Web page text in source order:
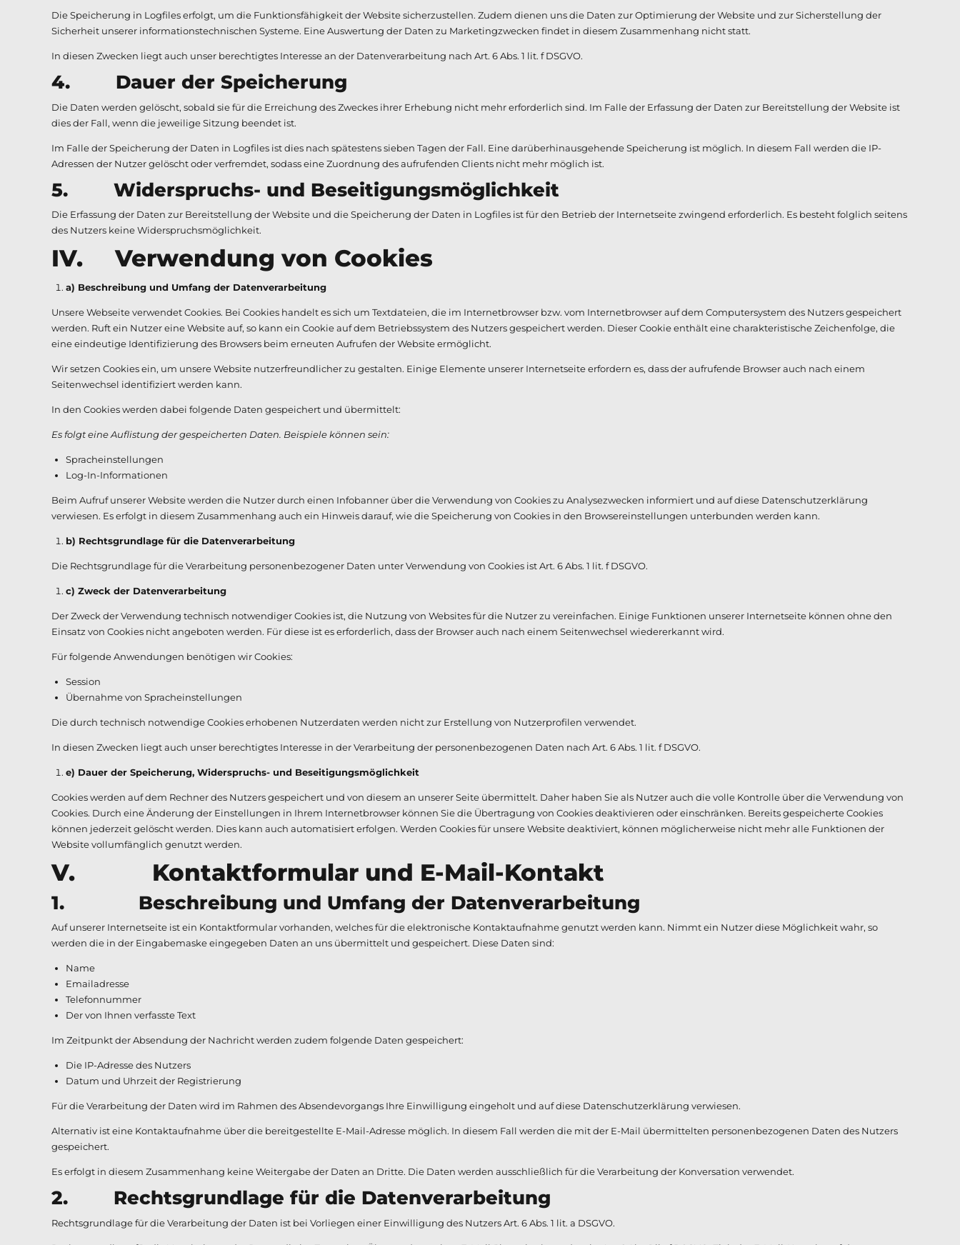
Die Speicherung in Logfiles erfolgt, um die Funktionsfähigkeit der Website sicherzustellen. Zudem dienen uns die Daten zur Optimierung der Website und zur Sicherstellung der
Sicherheit unserer informationstechnischen Systeme. Eine Auswertung der Daten zu Marketingzwecken findet in diesem Zusammenhang nicht statt.
In diesen Zwecken liegt auch unser berechtigtes Interesse an der Datenverarbeitung nach Art. 6 Abs. 1 lit. f DSGVO.
4. Dauer der Speicherung
Die Daten werden gelöscht, sobald sie für die Erreichung des Zweckes ihrer Erhebung nicht mehr erforderlich sind. Im Falle der Erfassung der Daten zur Bereitstellung der Website ist
dies der Fall, wenn die jeweilige Sitzung beendet ist.
Im Falle der Speicherung der Daten in Logfiles ist dies nach spätestens sieben Tagen der Fall. Eine darüberhinausgehende Speicherung ist möglich. In diesem Fall werden die IP-
Adressen der Nutzer gelöscht oder verfremdet, sodass eine Zuordnung des aufrufenden Clients nicht mehr möglich ist.
5. Widerspruchs- und Beseitigungsmöglichkeit
Die Erfassung der Daten zur Bereitstellung der Website und die Speicherung der Daten in Logfiles ist für den Betrieb der Internetseite zwingend erforderlich. Es besteht folglich seitens
des Nutzers keine Widerspruchsmöglichkeit.
IV. Verwendung von Cookies
a) Beschreibung und Umfang der Datenverarbeitung
Unsere Webseite verwendet Cookies. Bei Cookies handelt es sich um Textdateien, die im Internetbrowser bzw. vom Internetbrowser auf dem Computersystem des Nutzers gespeichert
werden. Ruft ein Nutzer eine Website auf, so kann ein Cookie auf dem Betriebssystem des Nutzers gespeichert werden. Dieser Cookie enthält eine charakteristische Zeichenfolge, die
eine eindeutige Identifizierung des Browsers beim erneuten Aufrufen der Website ermöglicht.
Wir setzen Cookies ein, um unsere Website nutzerfreundlicher zu gestalten. Einige Elemente unserer Internetseite erfordern es, dass der aufrufende Browser auch nach einem
Seitenwechsel identifiziert werden kann.
In den Cookies werden dabei folgende Daten gespeichert und übermittelt:
Es folgt eine Auflistung der gespeicherten Daten. Beispiele können sein:
Spracheinstellungen
Log-In-Informationen
Beim Aufruf unserer Website werden die Nutzer durch einen Infobanner über die Verwendung von Cookies zu Analysezwecken informiert und auf diese Datenschutzerklärung
verwiesen. Es erfolgt in diesem Zusammenhang auch ein Hinweis darauf, wie die Speicherung von Cookies in den Browsereinstellungen unterbunden werden kann.
b) Rechtsgrundlage für die Datenverarbeitung
Die Rechtsgrundlage für die Verarbeitung personenbezogener Daten unter Verwendung von Cookies ist Art. 6 Abs. 1 lit. f DSGVO.
c) Zweck der Datenverarbeitung
Der Zweck der Verwendung technisch notwendiger Cookies ist, die Nutzung von Websites für die Nutzer zu vereinfachen. Einige Funktionen unserer Internetseite können ohne den
Einsatz von Cookies nicht angeboten werden. Für diese ist es erforderlich, dass der Browser auch nach einem Seitenwechsel wiedererkannt wird.
Für folgende Anwendungen benötigen wir Cookies:
Session
Übernahme von Spracheinstellungen
Die durch technisch notwendige Cookies erhobenen Nutzerdaten werden nicht zur Erstellung von Nutzerprofilen verwendet.
In diesen Zwecken liegt auch unser berechtigtes Interesse in der Verarbeitung der personenbezogenen Daten nach Art. 6 Abs. 1 lit. f DSGVO.
e) Dauer der Speicherung, Widerspruchs- und Beseitigungsmöglichkeit
Cookies werden auf dem Rechner des Nutzers gespeichert und von diesem an unserer Seite übermittelt. Daher haben Sie als Nutzer auch die volle Kontrolle über die Verwendung von
Cookies. Durch eine Änderung der Einstellungen in Ihrem Internetbrowser können Sie die Übertragung von Cookies deaktivieren oder einschränken. Bereits gespeicherte Cookies
können jederzeit gelöscht werden. Dies kann auch automatisiert erfolgen. Werden Cookies für unsere Website deaktiviert, können möglicherweise nicht mehr alle Funktionen der
Website vollumfänglich genutzt werden.
V. Kontaktformular und E-Mail-Kontakt
1. Beschreibung und Umfang der Datenverarbeitung
Auf unserer Internetseite ist ein Kontaktformular vorhanden, welches für die elektronische Kontaktaufnahme genutzt werden kann. Nimmt ein Nutzer diese Möglichkeit wahr, so
werden die in der Eingabemaske eingegeben Daten an uns übermittelt und gespeichert. Diese Daten sind:
Name
Emailadresse
Telefonnummer
Der von Ihnen verfasste Text
Im Zeitpunkt der Absendung der Nachricht werden zudem folgende Daten gespeichert:
Die IP-Adresse des Nutzers
Datum und Uhrzeit der Registrierung
Für die Verarbeitung der Daten wird im Rahmen des Absendevorgangs Ihre Einwilligung eingeholt und auf diese Datenschutzerklärung verwiesen.
Alternativ ist eine Kontaktaufnahme über die bereitgestellte E-Mail-Adresse möglich. In diesem Fall werden die mit der E-Mail übermittelten personenbezogenen Daten des Nutzers
gespeichert.
Es erfolgt in diesem Zusammenhang keine Weitergabe der Daten an Dritte. Die Daten werden ausschließlich für die Verarbeitung der Konversation verwendet.
2. Rechtsgrundlage für die Datenverarbeitung
Rechtsgrundlage für die Verarbeitung der Daten ist bei Vorliegen einer Einwilligung des Nutzers Art. 6 Abs. 1 lit. a DSGVO.